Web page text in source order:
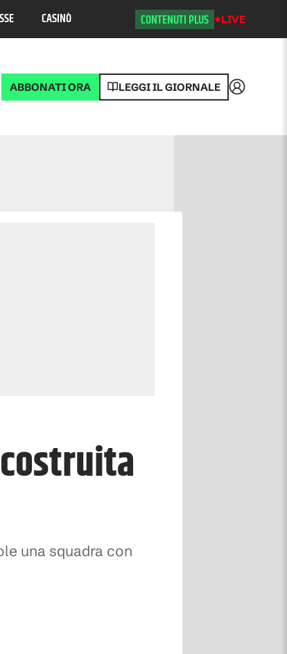
CASINÒ CONTENUTI PLUS LIVE
ABBONATI ORA LEGGI IL GIORNALE Accedi
una squadra con